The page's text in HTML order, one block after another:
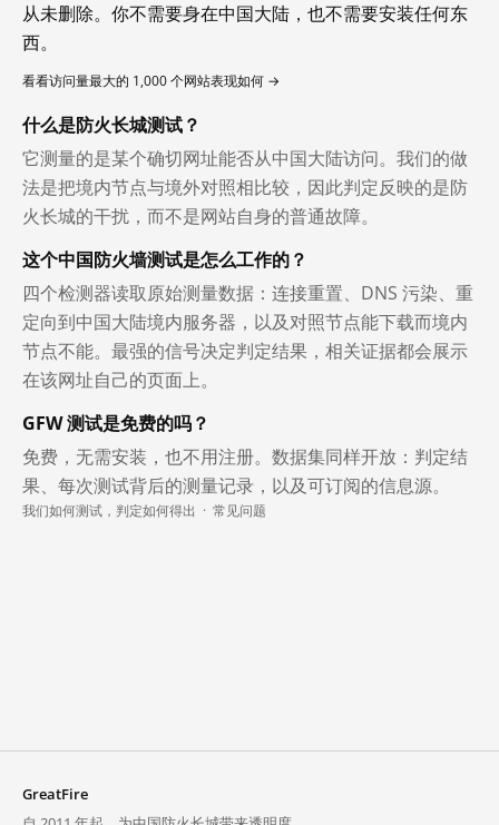
从未删除。你不需要身在中国大陆，也不需要安装任何东
西。
看看访问量最大的 1,000 个网站表现如何 →
什么是防火长城测试？
它测量的是某个确切网址能否从中国大陆访问。我们的做
法是把境内节点与境外对照相比较，因此判定反映的是防
火长城的干扰，而不是网站自身的普通故障。
这个中国防火墙测试是怎么工作的？
四个检测器读取原始测量数据：连接重置、DNS 污染、重
定向到中国大陆境内服务器，以及对照节点能下载而境内
节点不能。最强的信号决定判定结果，相关证据都会展示
在该网址自己的页面上。
GFW 测试是免费的吗？
免费，无需安装，也不用注册。数据集同样开放：判定结
果、每次测试背后的测量记录，以及可订阅的信息源。
我们如何测试，判定如何得出 · 常见问题
GreatFire